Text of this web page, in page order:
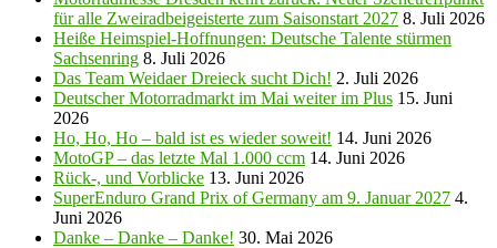
für alle Zweiradbeigeisterte zum Saisonstart 2027 8. Juli 2026
Heiße Heimspiel-Hoffnungen: Deutsche Talente stürmen
Sachsenring 8. Juli 2026
Das Team Weidaer Dreieck sucht Dich! 2. Juli 2026
Deutscher Motorradmarkt im Mai weiter im Plus 15. Juni
2026
Ho, Ho, Ho – bald ist es wieder soweit! 14. Juni 2026
MotoGP – das letzte Mal 1.000 ccm 14. Juni 2026
Rück-, und Vorblicke 13. Juni 2026
SuperEnduro Grand Prix of Germany am 9. Januar 2027 4.
Juni 2026
Danke – Danke – Danke! 30. Mai 2026